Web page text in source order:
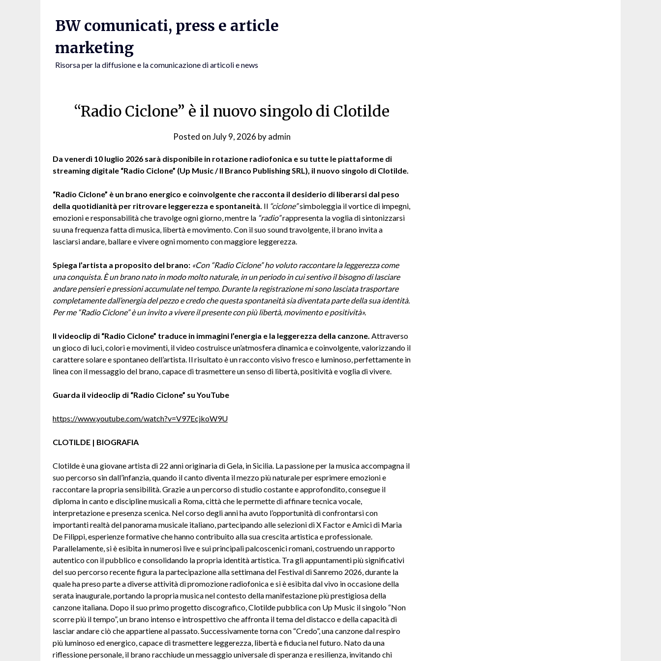
BW comunicati, press e article
marketing
Risorsa per la diffusione e la comunicazione di articoli e news
“Radio Ciclone” è il nuovo singolo di Clotilde
Posted onJuly 9, 2026 byadmin
Da venerdì 10 luglio 2026 sarà disponibile in rotazione radiofonica e su tutte le piattaforme di
streaming digitale “Radio Ciclone” (Up Music / Il Branco Publishing SRL), il nuovo singolo di Clotilde.
“Radio Ciclone” è un brano energico e coinvolgente che racconta il desiderio di liberarsi dal peso
della quotidianità per ritrovare leggerezza e spontaneità. Il “ciclone”simboleggia il vortice di impegni,
emozioni e responsabilità che travolge ogni giorno, mentre la “radio”rappresenta la voglia di sintonizzarsi
su una frequenza fatta di musica, libertà e movimento. Con il suo sound travolgente, il brano invita a
lasciarsi andare, ballare e vivere ogni momento con maggiore leggerezza.
Spiega l’artista a proposito del brano: «Con “Radio Ciclone” ho voluto raccontare la leggerezza come
una conquista. È un brano nato in modo molto naturale, in un periodo in cui sentivo il bisogno di lasciare
andare pensieri e pressioni accumulate nel tempo. Durante la registrazione mi sono lasciata trasportare
completamente dall’energia del pezzo e credo che questa spontaneità sia diventata parte della sua identità.
Per me “Radio Ciclone” è un invito a vivere il presente con più libertà, movimento e positività».
Il videoclip di “Radio Ciclone” traduce in immagini l’energia e la leggerezza della canzone. Attraverso
un gioco di luci, colori e movimenti, il video costruisce un’atmosfera dinamica e coinvolgente, valorizzando il
carattere solare e spontaneo dell’artista. Il risultato è un racconto visivo fresco e luminoso, perfettamente in
linea con il messaggio del brano, capace di trasmettere un senso di libertà, positività e voglia di vivere.
Guarda il videoclip di “Radio Ciclone” su YouTube
https://www.youtube.com/watch?v=V97EcjkoW9U
CLOTILDE | BIOGRAFIA
Clotilde è una giovane artista di 22 anni originaria di Gela, in Sicilia. La passione per la musica accompagna il
suo percorso sin dall’infanzia, quando il canto diventa il mezzo più naturale per esprimere emozioni e
raccontare la propria sensibilità. Grazie a un percorso di studio costante e approfondito, consegue il
diploma in canto e discipline musicali a Roma, città che le permette di affinare tecnica vocale,
interpretazione e presenza scenica. Nel corso degli anni ha avuto l’opportunità di confrontarsi con
importanti realtà del panorama musicale italiano, partecipando alle selezioni di X Factor e Amici di Maria
De Filippi, esperienze formative che hanno contribuito alla sua crescita artistica e professionale.
Parallelamente, si è esibita in numerosi live e sui principali palcoscenici romani, costruendo un rapporto
autentico con il pubblico e consolidando la propria identità artistica. Tra gli appuntamenti più significativi
del suo percorso recente figura la partecipazione alla settimana del Festival di Sanremo 2026, durante la
quale ha preso parte a diverse attività di promozione radiofonica e si è esibita dal vivo in occasione della
serata inaugurale, portando la propria musica nel contesto della manifestazione più prestigiosa della
canzone italiana. Dopo il suo primo progetto discografico, Clotilde pubblica con Up Music il singolo “Non
scorre più il tempo”, un brano intenso e introspettivo che affronta il tema del distacco e della capacità di
lasciar andare ciò che appartiene al passato. Successivamente torna con “Credo”, una canzone dal respiro
più luminoso ed energico, capace di trasmettere leggerezza, libertà e fiducia nel futuro. Nato da una
riflessione personale, il brano racchiude un messaggio universale di speranza e resilienza, invitando chi